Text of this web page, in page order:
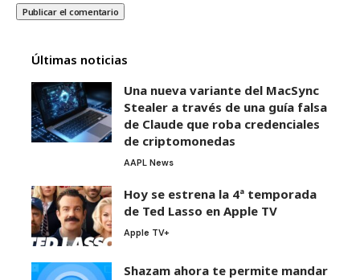
Últimas noticias
Una nueva variante del MacSync
Stealer a través de una guía falsa
de Claude que roba credenciales
de criptomonedas
AAPL News
Hoy se estrena la 4ª temporada
de Ted Lasso en Apple TV
Apple TV+
Shazam ahora te permite mandar